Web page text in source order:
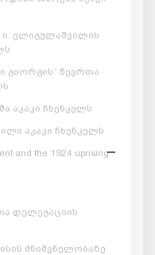
ი. ელიგულაშვილის
გიორგის“ წევრთა
აკაკი ჩხენკელს
აკაკი ჩხენკელს
and the 1924 uprising
დელეგაციის
მნიშვნელობაზე